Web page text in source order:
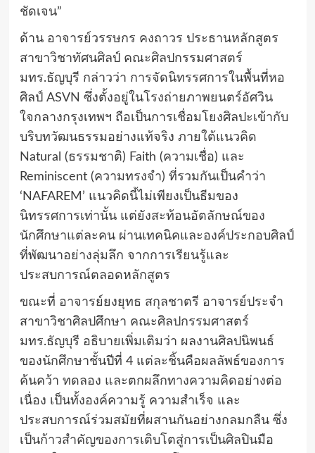
ชัดเจน”
ด้าน อาจารย์วรรษกร คงถาวร ประธานหลักสูตร
สาขาวิชาทัศนศิลป์ คณะศิลปกรรมศาสตร์
มทร.ธัญบุรี กล่าวว่า การจัดนิทรรศการในพื้นที่หอ
ศิลป์ ASVN ซึ่งตั้งอยู่ในโรงถ่ายภาพยนตร์อัศวิน
ใจกลางกรุงเทพฯ ถือเป็นการเชื่อมโยงศิลปะเข้ากับ
บริบทวัฒนธรรมอย่างแท้จริง ภายใต้แนวคิด
Natural (ธรรมชาติ) Faith (ความเชื่อ) และ
Reminiscent (ความทรงจำ) ที่รวมกันเป็นคำว่า
‘NAFAREM’ แนวคิดนี้ไม่เพียงเป็นธีมของ
นิทรรศการเท่านั้น แต่ยังสะท้อนอัตลักษณ์ของ
นักศึกษาแต่ละคน ผ่านเทคนิคและองค์ประกอบศิลป์
ที่พัฒนาอย่างลุ่มลึก จากการเรียนรู้และ
ประสบการณ์ตลอดหลักสูตร
ขณะที่ อาจารย์ยงยุทธ สกุลชาตรี อาจารย์ประจำ
สาขาวิชาศิลปศึกษา คณะศิลปกรรมศาสตร์
มทร.ธัญบุรี อธิบายเพิ่มเติมว่า ผลงานศิลปนิพนธ์
ของนักศึกษาชั้นปีที่ 4 แต่ละชิ้นคือผลลัพธ์ของการ
ค้นคว้า ทดลอง และตกผลึกทางความคิดอย่างต่อ
เนื่อง เป็นทั้งองค์ความรู้ ความสำเร็จ และ
ประสบการณ์ร่วมสมัยที่ผสานกันอย่างกลมกลืน ซึ่ง
เป็นก้าวสำคัญของการเติบโตสู่การเป็นศิลปินมือ